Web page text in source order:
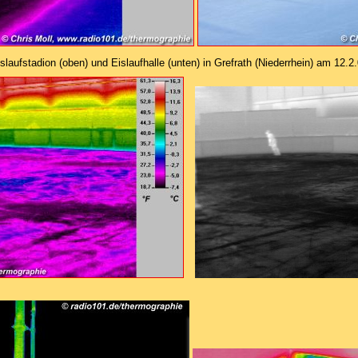
(oben) und Eislaufhalle (unten) in Grefrath (Niederrhein) am